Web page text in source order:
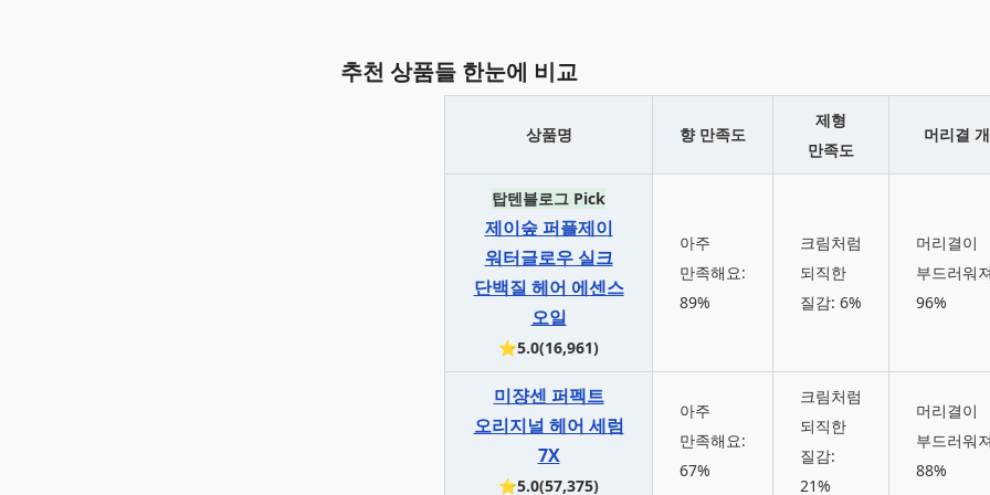
추천 상품들 한눈에 비교
상품명 향 만족도
제형
만족도
머리결
탑텐블로그 Pick
제이숲 퍼플제이
워터글로우 실크
단백질 헤어 에센스
오일
⭐5.0(16,961)
아주
만족해요:
89%
크림처럼
되직한
질감: 6%
머리결이
부드러워
96%
미쟝센 퍼펙트
오리지널 헤어 세럼
7X
⭐5.0(57,375)
아주
만족해요:
67%
크림처럼
되직한
질감:
21%
머리결이
부드러워
88%